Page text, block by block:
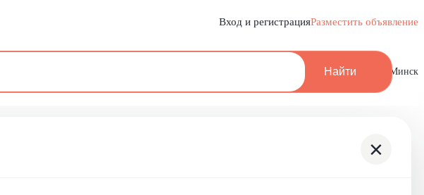
Вход и регистрацияРазместить объявление
Найти Минск
×